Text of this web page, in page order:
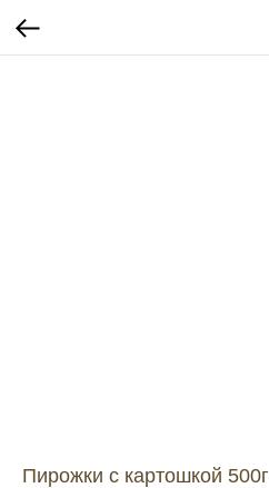
Пирожки с картошкой 500г